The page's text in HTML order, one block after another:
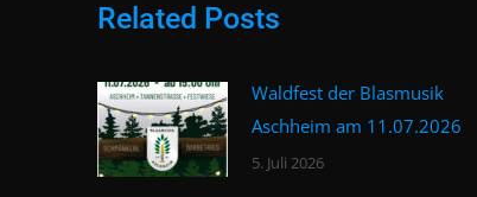
Related Posts
Waldfest der Blasmusik
Aschheim am 11.07.2026
5. Juli 2026